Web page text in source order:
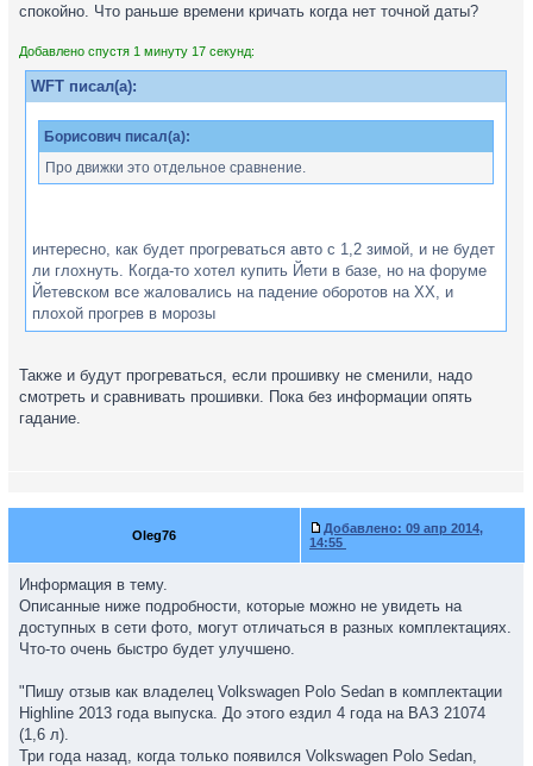
спокойно. Что раньше времени кричать когда нет точной даты?
Добавлено спустя 1 минуту 17 секунд:
WFT писал(а):
Борисович писал(а):
Про движки это отдельное сравнение.
интересно, как будет прогреваться авто с 1,2 зимой, и не будет
ли глохнуть. Когда-то хотел купить Йети в базе, но на форуме
Йетевском все жаловались на падение оборотов на ХХ, и
плохой прогрев в морозы
Также и будут прогреваться, если прошивку не сменили, надо
смотреть и сравнивать прошивки. Пока без информации опять
гадание.
Oleg76 Добавлено: 09 апр 2014,
14:55
Информация в тему.
Описанные ниже подробности, которые можно не увидеть на
доступных в сети фото, могут отличаться в разных комплектациях.
Что-то очень быстро будет улучшено.
"Пишу отзыв как владелец Volkswagen Polo Sedan в комплектации
Highline 2013 года выпуска. До этого ездил 4 года на ВАЗ 21074
(1,6 л).
Три года назад, когда только появился Volkswagen Polo Sedan,